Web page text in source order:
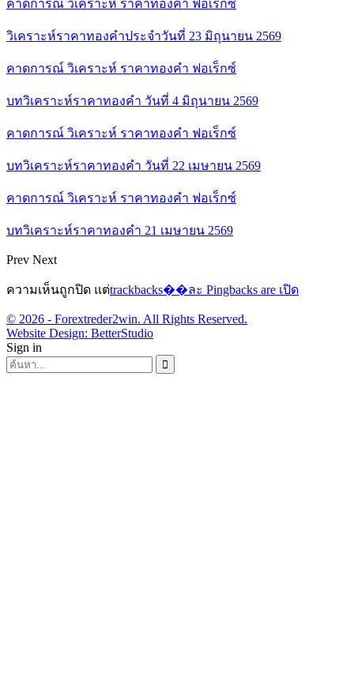
คาดการณ์ วิเคราะห์ ราคาทองคำ ฟอเร็กซ์
วิเคราะห์ราคาทองคำประจำวันที่ 23 มิถุนายน 2569
คาดการณ์ วิเคราะห์ ราคาทองคำ ฟอเร็กซ์
บทวิเคราะห์ราคาทองคำ วันที่ 4 มิถุนายน 2569
คาดการณ์ วิเคราะห์ ราคาทองคำ ฟอเร็กซ์
บทวิเคราะห์ราคาทองคำ วันที่ 22 เมษายน 2569
คาดการณ์ วิเคราะห์ ราคาทองคำ ฟอเร็กซ์
บทวิเคราะห์ราคาทองคำ 21 เมษายน 2569
Prev Next
ความเห็นถูกปิด แต่trackbacks��ละ Pingbacks are เปิด
© 2026 - Forextreder2win. All Rights Reserved.
Website Design: BetterStudio
Sign in